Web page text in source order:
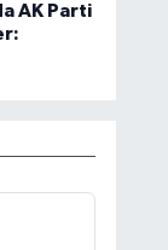
AK Parti